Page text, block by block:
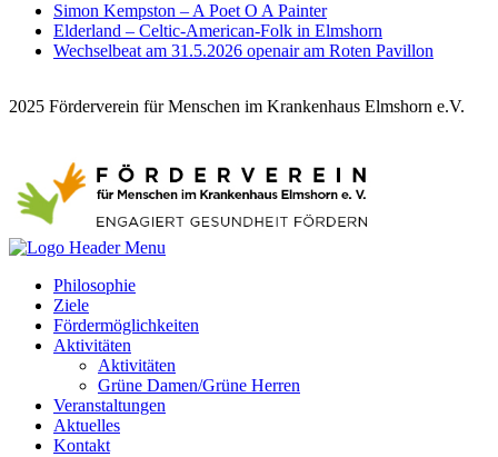
Simon Kempston – A Poet O A Painter
Elderland – Celtic-American-Folk in Elmshorn
Wechselbeat am 31.5.2026 openair am Roten Pavillon
2025 Förderverein für Menschen im Krankenhaus Elmshorn e.V.
Philosophie
Ziele
Fördermöglichkeiten
Aktivitäten
Aktivitäten
Grüne Damen/Grüne Herren
Veranstaltungen
Aktuelles
Kontakt